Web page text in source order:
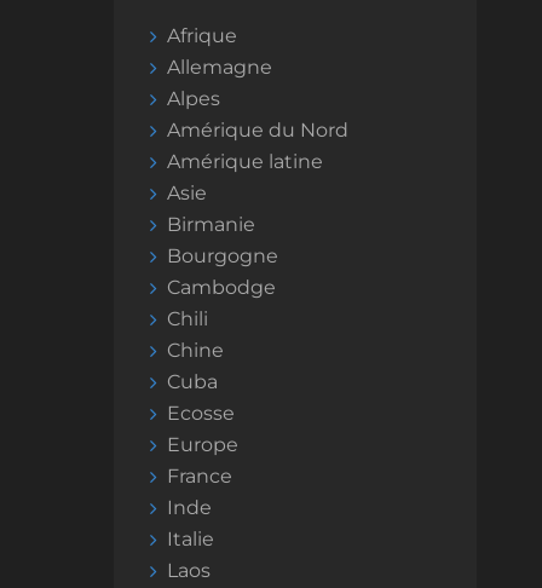
Afrique
Allemagne
Alpes
Amérique du Nord
Amérique latine
Asie
Birmanie
Bourgogne
Cambodge
Chili
Chine
Cuba
Ecosse
Europe
France
Inde
Italie
Laos